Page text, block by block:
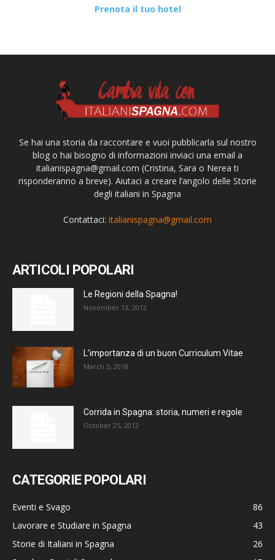
Prenota il tuo hotel
Se hai una storia da raccontare e vuoi pubblicarla sul nostro
blog o hai bisogno di informazioni inviaci una email a
italianispagna@gmail.com (Cristina, Sara o Nerea ti
risponderanno a breve). Aiutaci a creare l’angolo delle Storie
degli italiani in Spagna
Contattaci: italianispagna@gmail.com
ARTICOLI POPOLARI
Le Regioni della Spagna!
November 13, 2012
L’importanza di un buon Curriculum Vitae
March 5, 2018
Corrida in Spagna: storia, numeri e regole
October 25, 2012
CATEGORIE POPOLARI
Eventi e Svago
86
Lavorare e Studiare in Spagna
43
Storie di Italiani in Spagna
26